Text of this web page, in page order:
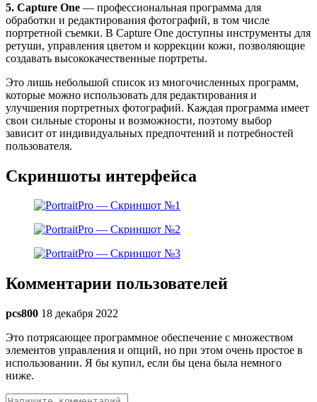
5. Capture One — профессиональная программа для
обработки и редактирования фотографий, в том числе
портретной съемки. В Capture One доступны инструменты для
ретуши, управления цветом и коррекции кожи, позволяющие
создавать высококачественные портреты.
Это лишь небольшой список из многочисленных программ,
которые можно использовать для редактирования и
улучшения портретных фотографий. Каждая программа имеет
свои сильные стороны и возможности, поэтому выбор
зависит от индивидуальных предпочтений и потребностей
пользователя.
Скриншоты интерфейса
Комментарии пользователей
pcs800 18 декабря 2022
Это потрясающее программное обеспечение с множеством
элементов управления и опций, но при этом очень простое в
использовании. Я бы купил, если бы цена была немного
ниже.